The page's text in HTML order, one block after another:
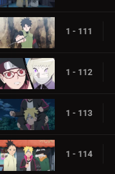
1 - 111
1 - 112
1 - 113
1 - 114